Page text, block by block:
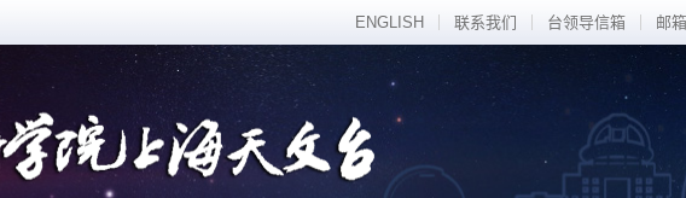
ENGLISH 联系我们 台领导信箱 邮